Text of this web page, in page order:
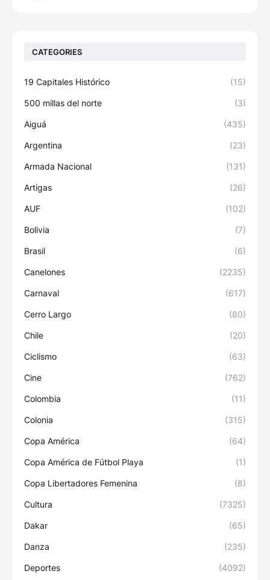
CATEGORIES
19 Capitales Histórico (15)
500 millas del norte (3)
Aiguá (435)
Argentina (23)
Armada Nacional (131)
Artigas (26)
AUF (102)
Bolivia (7)
Brasil (6)
Canelones (2235)
Carnaval (617)
Cerro Largo (80)
Chile (20)
Ciclismo (63)
Cine (762)
Colombia (11)
Colonia (315)
Copa América (64)
Copa América de Fútbol Playa (1)
Copa Libertadores Femenina (8)
Cultura (7325)
Dakar (65)
Danza (235)
Deportes (4092)